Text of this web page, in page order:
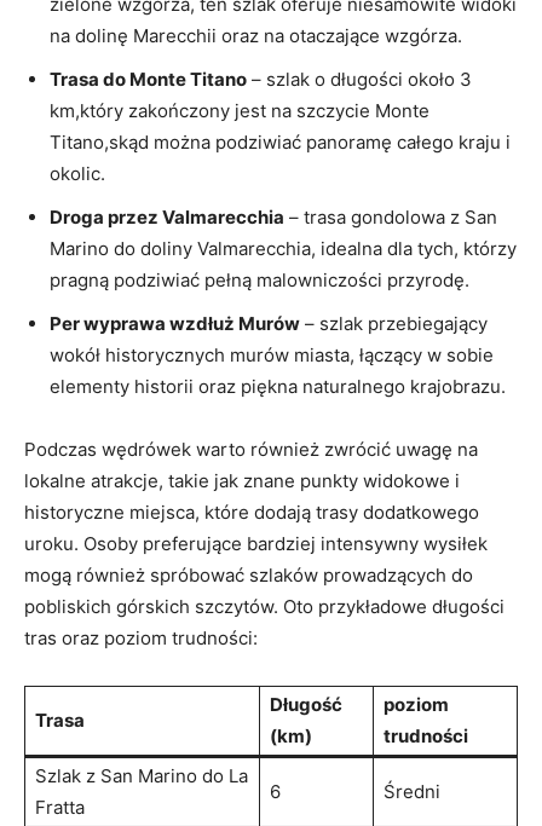
na dolinę Marecchii oraz na otaczające wzgórza.
Trasa do⁤ Monte Titano – szlak o długości ‌około 3
km,który⁣ zakończony jest na⁣ szczycie Monte
‍Titano,skąd można podziwiać​ panoramę całego kraju ⁣i⁣
okolic.
Droga przez​ Valmarecchia – trasa gondolowa ⁢z San‌
Marino do doliny⁤ Valmarecchia, idealna dla tych, którzy
pragną podziwiać pełną malowniczości przyrodę.
Per wyprawa ⁢wzdłuż Murów ⁢– szlak przebiegający
wokół historycznych murów miasta, łączący w⁤ sobie
elementy historii oraz piękna naturalnego krajobrazu.
Podczas wędrówek warto‌ również zwrócić uwagę ‌na
lokalne⁤ atrakcje, takie⁤ jak znane​ punkty widokowe i
historyczne miejsca, które dodają trasy ‍dodatkowego
uroku. Osoby preferujące bardziej intensywny wysiłek
mogą również spróbować ‍szlaków prowadzących‍ do
pobliskich‍ górskich szczytów. ⁣Oto przykładowe⁤ długości
⁢tras oraz poziom trudności:
Trasa
Długość‍
(km)
poziom
trudności
Szlak z San ​Marino do ​La
Fratta
6 Średni